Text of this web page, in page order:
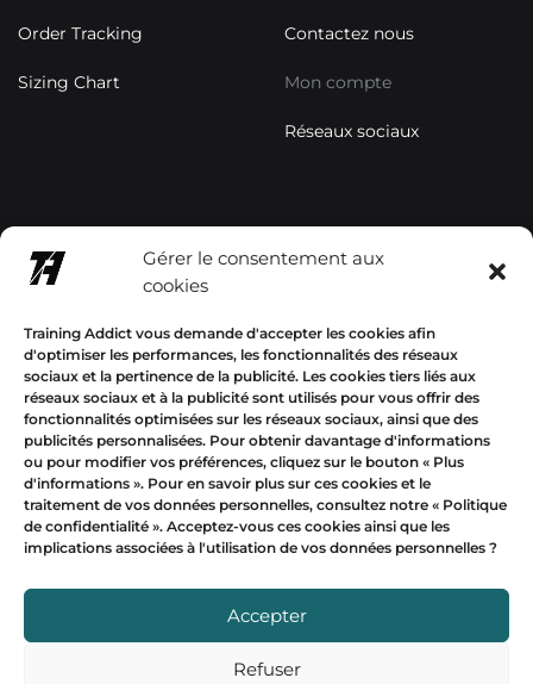
Gérer le consentement aux
cookies
Training Addict vous demande d'accepter les cookies afin
d'optimiser les performances, les fonctionnalités des réseaux
sociaux et la pertinence de la publicité. Les cookies tiers liés aux
réseaux sociaux et à la publicité sont utilisés pour vous offrir des
fonctionnalités optimisées sur les réseaux sociaux, ainsi que des
publicités personnalisées. Pour obtenir davantage d'informations
ou pour modifier vos préférences, cliquez sur le bouton « Plus
d'informations ». Pour en savoir plus sur ces cookies et le
traitement de vos données personnelles, consultez notre « Politique
de confidentialité ». Acceptez-vous ces cookies ainsi que les
implications associées à l'utilisation de vos données personnelles ?
Accepter
Refuser
Order Tracking
Sizing Chart
Contactez nous
Mon compte
Réseaux sociaux
p.com
Mon compte
Devise
EUR